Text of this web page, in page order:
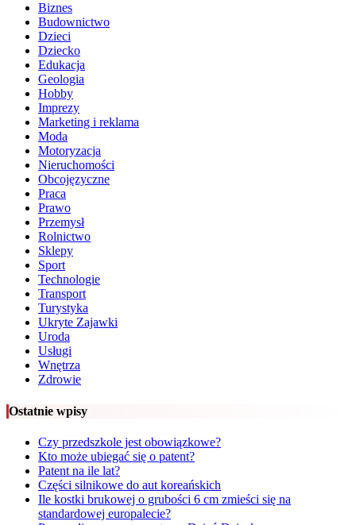
Biznes
Budownictwo
Dzieci
Dziecko
Edukacja
Geologia
Hobby
Imprezy
Marketing i reklama
Moda
Motoryzacja
Nieruchomości
Obcojęzyczne
Praca
Prawo
Przemysł
Rolnictwo
Sklepy
Sport
Technologie
Transport
Turystyka
Ukryte Zajawki
Uroda
Usługi
Wnętrza
Zdrowie
Ostatnie wpisy
Czy przedszkole jest obowiązkowe?
Kto może ubiegać się o patent?
Patent na ile lat?
Części silnikowe do aut koreańskich
Ile kostki brukowej o grubości 6 cm zmieści się na
standardowej europalecie?